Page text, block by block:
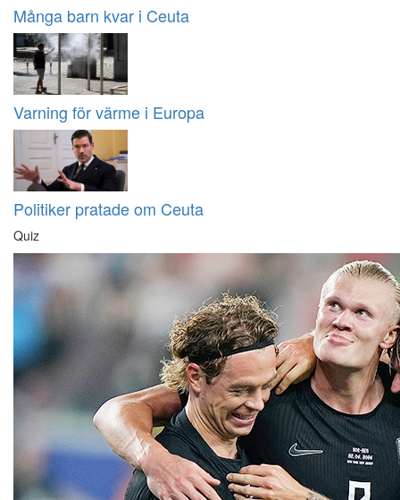
Många barn kvar i Ceuta
Varning för värme i Europa
Politiker pratade om Ceuta
Quiz